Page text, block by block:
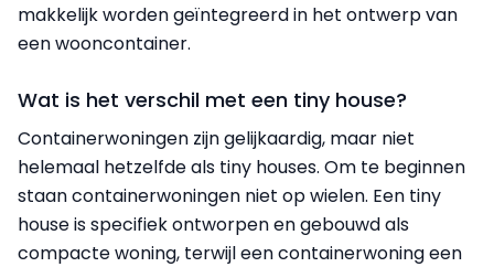
makkelijk worden geïntegreerd in het ontwerp van
een wooncontainer.
Wat is het verschil met een tiny house?
Containerwoningen zijn gelijkaardig, maar niet
helemaal hetzelfde als tiny houses. Om te beginnen
staan containerwoningen niet op wielen. Een tiny
house is specifiek ontworpen en gebouwd als
compacte woning, terwijl een containerwoning een